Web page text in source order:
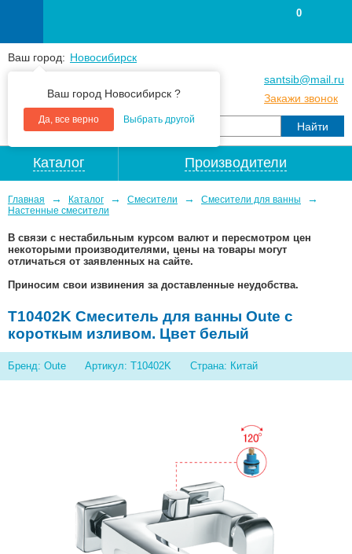
Ваш город: Новосибирск
Ваш город Новосибирск ?
Да, все верно Выбрать другой
+7(383) 213 79 30
santsib@mail.ru
Закажи звонок
0
Каталог Производители
Главная → Каталог → Смесители → Смесители для ванны →
Настенные смесители
В связи с нестабильным курсом валют и пересмотром цен
некоторыми производителями, цены на товары могут
отличаться от заявленных на сайте.
Приносим свои извинения за доставленные неудобства.
T10402K Смеситель для ванны Oute с
короткым изливом. Цвет белый
Бренд: Oute Артикул: T10402K Страна: Китай